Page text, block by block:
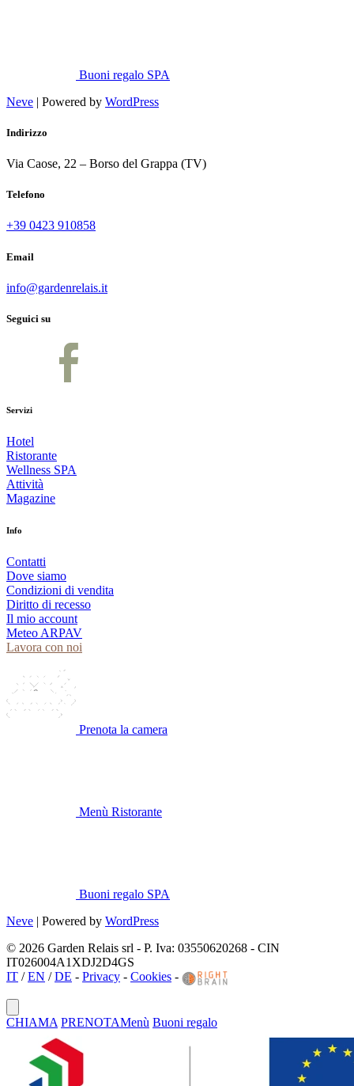
Buoni regalo SPA
Neve | Powered by WordPress
Indirizzo
Via Caose, 22 – Borso del Grappa (TV)
Telefono
+39 0423 910858
Email
info@gardenrelais.it
Seguici su
Servizi
Hotel
Ristorante
Wellness SPA
Attività
Magazine
Info
Contatti
Dove siamo
Condizioni di vendita
Diritto di recesso
Il mio account
Meteo ARPAV
Lavora con noi
Prenota la camera
Menù Ristorante
Buoni regalo SPA
Neve | Powered by WordPress
© 2026 Garden Relais srl - P. Iva: 03550620268 - CIN
IT026004A1XDJ2D4GS
IT /EN /DE - Privacy - Cookies -
CHIAMA PRENOTAMenù Buoni regalo